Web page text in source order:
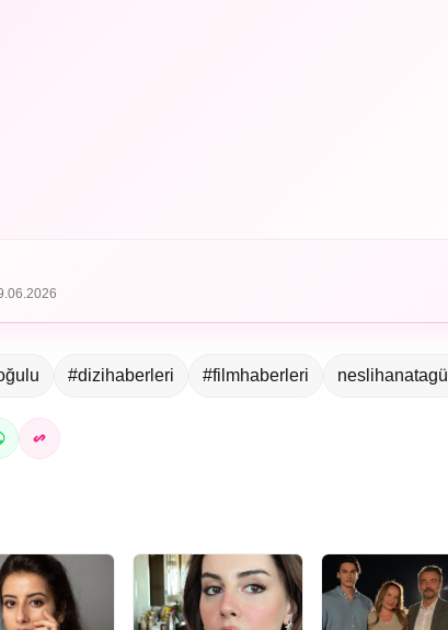
#dizihaberleri #filmhaberleri neslihanatagül